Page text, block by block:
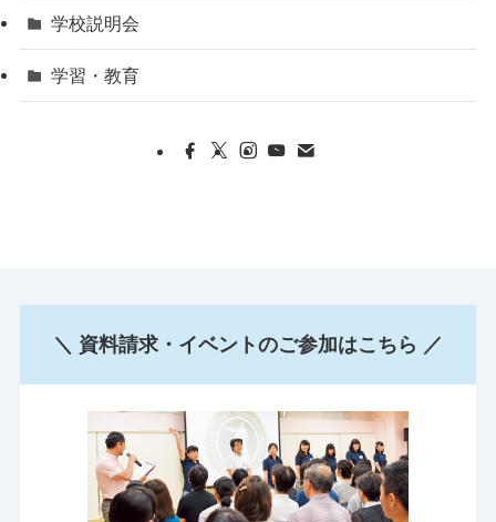
学校説明会
学習・教育
＼ 資料請求・イベントのご参加はこちら ／